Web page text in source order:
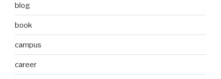
blog
book
campus
career